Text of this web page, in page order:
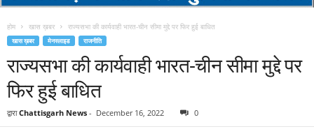
होम खास ख़बर राज्‍यसभा की कार्यवाही भारत-चीन सीमा मुद्दे पर फिर हुई बाधित
खास ख़बर मेनस्लाइड राजनीति
राज्‍यसभा की कार्यवाही भारत-चीन सीमा मुद्दे पर
फिर हुई बाधित
द्वारा Chattisgarh News - December 16, 2022 0